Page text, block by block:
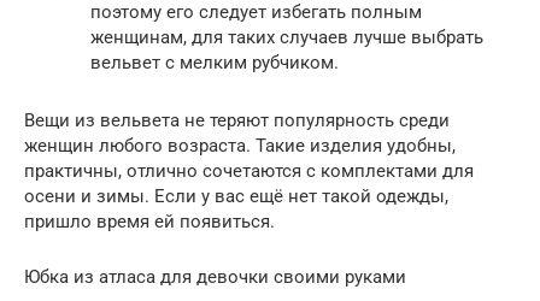
поэтому его следует избегать полным
женщинам, для таких случаев лучше выбрать
вельвет с мелким рубчиком.
Вещи из вельвета не теряют популярность среди
женщин любого возраста. Такие изделия удобны,
практичны, отлично сочетаются с комплектами для
осени и зимы. Если у вас ещё нет такой одежды,
пришло время ей появиться.
Юбка из атласа для девочки своими руками